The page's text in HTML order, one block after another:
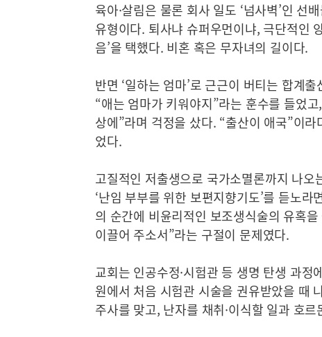
육아·살림은 물론 회사 일도 ‘넘사벽’인 선
유형이다. 퇴사냐 슈퍼우먼이냐, 극단적인
음’을 택했다. 비혼 혹은 무자녀의 길이다.
반면 ‘일하는 엄마’로 근근이 버티는 합계
“애는 엄마가 키워야지”라는 훈수를 들었
상에”라며 걱정을 샀다. “출산이 애국”이
었다.
고질적인 저출생으로 국가소멸론까지 나
‘난임 부부를 위한 보편지향기도’를 듣노
의 순간에 비윤리적인 보조생식술의 유혹
이끌어 주소서”라는 구절이 문제였다.
교회는 인공수정·시험관 등 생명 탄생 과
원에서 처음 시험관 시술을 권유받았을 때
주사를 맞고, 난자를 채취·이식할 일과 호